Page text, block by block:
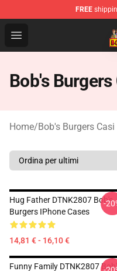
FREE
Open menu
Bob's Burgers Store
Bob's Burgers
Home/Bob's Burgers Casi
Hug Father DTNK2807 Bob's
Burgers IPhone Cases
14,81 € - 16,10 €
-
Funny Family DTNK2807